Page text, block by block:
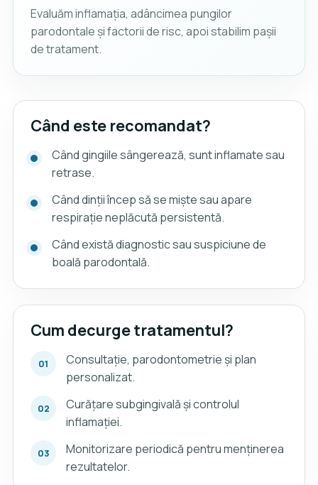
Evaluăm inflamația, adâncimea pungilor
parodontale și factorii de risc, apoi stabilim pașii
de tratament.
Când este recomandat?
Când gingiile sângerează, sunt inflamate sau
retrase.
Când dinții încep să se miște sau apare
respirație neplăcută persistentă.
Când există diagnostic sau suspiciune de
boală parodontală.
Cum decurge tratamentul?
Consultație, parodontometrie și plan
personalizat.
Curățare subgingivală și controlul
inflamației.
Monitorizare periodică pentru menținerea
rezultatelor.